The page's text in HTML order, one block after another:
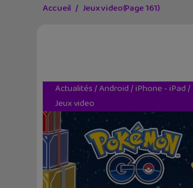
Accueil Jeux video(Page 161)
Actualités/Android/iPhone - iPad/
Jeux video